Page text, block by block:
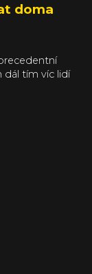
doma
dál tím víc lidí
něco
vás